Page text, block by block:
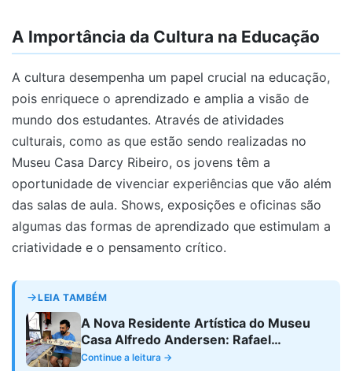
A Importância da Cultura na Educação
A cultura desempenha um papel crucial na educação,
pois enriquece o aprendizado e amplia a visão de
mundo dos estudantes. Através de atividades
culturais, como as que estão sendo realizadas no
Museu Casa Darcy Ribeiro, os jovens têm a
oportunidade de vivenciar experiências que vão além
das salas de aula. Shows, exposições e oficinas são
algumas das formas de aprendizado que estimulam a
criatividade e o pensamento crítico.
LEIA TAMBÉM
A Nova Residente Artística do Museu
Casa Alfredo Andersen: Rafael
Codognoto e Suas Contribuições para a
Continue a leitura →